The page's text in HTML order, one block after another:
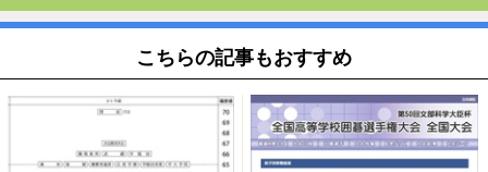
こちらの記事もおすすめ